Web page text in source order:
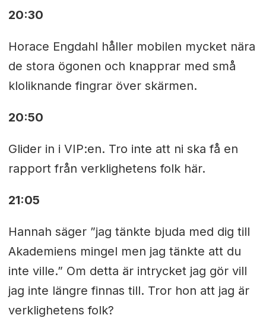
20:30
Horace Engdahl håller mobilen mycket nära
de stora ögonen och knapprar med små
kloliknande fingrar över skärmen.
20:50
Glider in i VIP:en. Tro inte att ni ska få en
rapport från verklighetens folk här.
21:05
Hannah säger ”jag tänkte bjuda med dig till
Akademiens mingel men jag tänkte att du
inte ville.” Om detta är intrycket jag gör vill
jag inte längre finnas till. Tror hon att jag är
verklighetens folk?